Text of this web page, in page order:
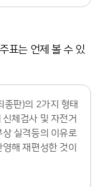
표는 언제 볼 수 있
종판)의 2가지 형태
체검사 및 자전거
실격등의 이유로
해 재편성한 것이